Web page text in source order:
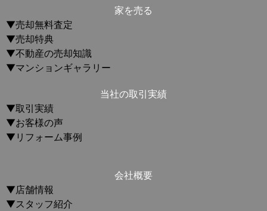
家を売る
▼売却無料査定
▼売却特典
▼不動産の売却知識
▼マンションギャラリー
当社の取引実績
▼取引実績
▼お客様の声
▼リフォーム事例
会社概要
▼店舗情報
▼スタッフ紹介